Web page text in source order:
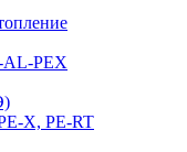
AL-PEX
X, PE-RT